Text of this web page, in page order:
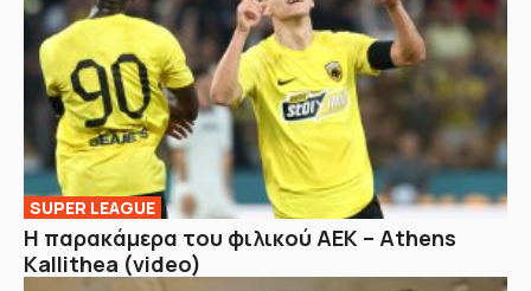
SUPER LEAGUE
Η παρακάμερα του φιλικού ΑΕΚ – Athens
Kallithea (video)